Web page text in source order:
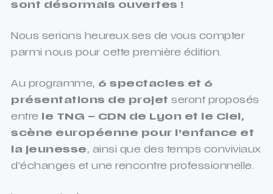
sont désormais ouvertes !
Nous serions heureux.ses de vous compter
parmi nous pour cette première édition.
Au programme, 6 spectacles et 6
présentations de projet seront proposés
entre
le TNG – CDN de Lyon et le Ciel,
scène européenne pour l’enfance et
la jeunesse , ainsi que des temps conviviaux
d’échanges et une rencontre professionnelle.